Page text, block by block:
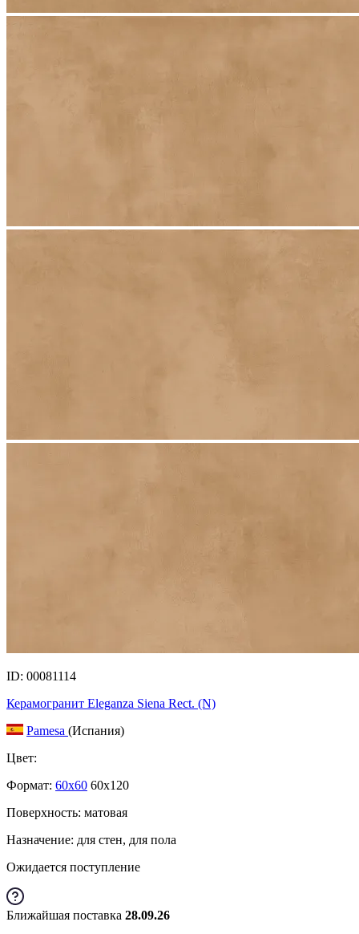
ID: 00081114
Керамогранит Eleganza Siena Rect. (N)
Pamesa (Испания)
Цвет:
Формат: 60x60 60x120
Поверхность: матовая
Назначение: для стен, для пола
Ожидается поступление
Ближайшая поставка 28.09.26